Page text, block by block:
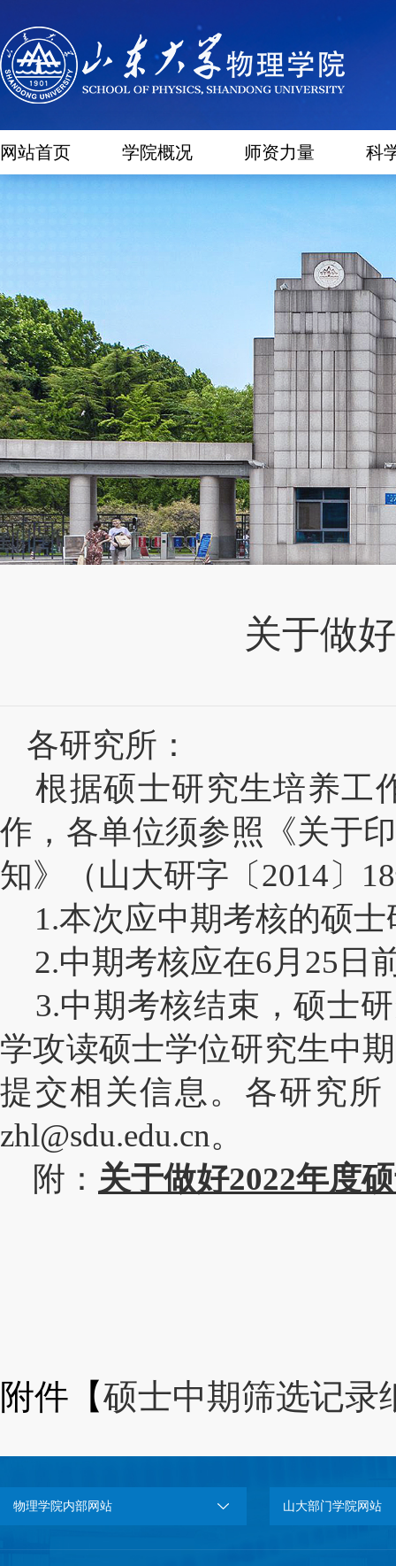
网站首页 学院概况 师资力量 科
关于做
各研究所：
根据硕士研究生培养工
作，各单位须参照《关于
知》（山大研字〔2014〕
1.本次应中期考核的硕
2.中期考核应在6月25日
3.中期考核结束，硕士
学攻读硕士学位研究生中
提交相关信息。各研究
zhl@sdu.edu.cn。
附： 关于做好2022年度
附件【硕士中期筛选记录
物理学院内部网站 山大部门学院网站